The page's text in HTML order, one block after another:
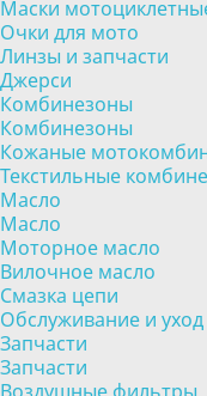
Маски
Очки для мото
Линзы и запчасти
Джерси
Комбинезоны
Комбинезоны
Кожаные
Текстильные
Масло
Масло
Моторное масло
Вилочное масло
Смазка цепи
Обслуживание и уход
Запчасти
Запчасти